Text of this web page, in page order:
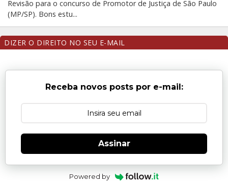
Revisão para o concurso de Promotor de Justiça de São Paulo
(MP/SP). Bons estu...
DIZER O DIREITO NO SEU E-MAIL
Receba novos posts por e-mail:
Assinar
Powered by